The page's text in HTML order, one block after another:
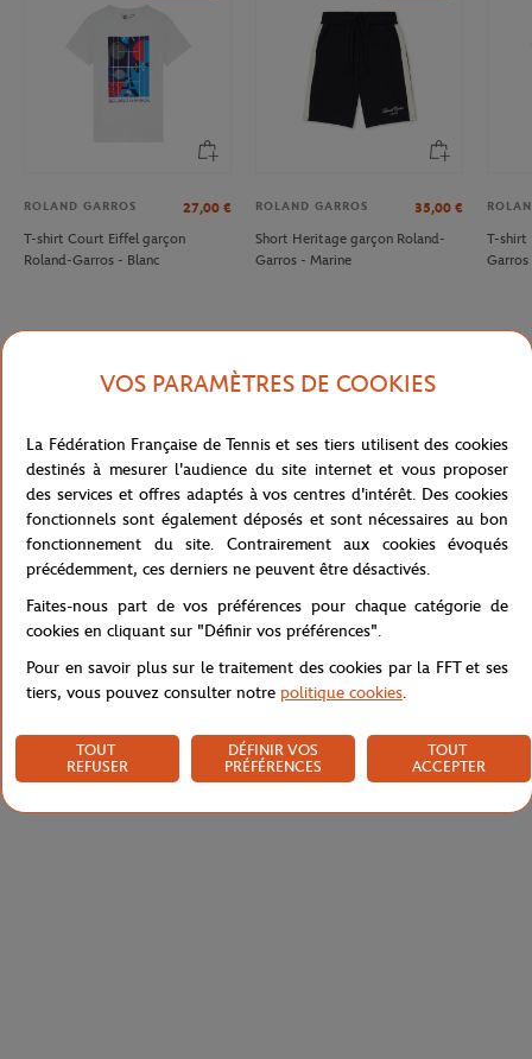
ROLAND GARROS 27,00 €
T-shirt Court Eiffel garçon
Roland-Garros - Blanc
ROLAND GARROS 35,00 €
Short Heritage garçon Roland-
Garros - Marine
T-shirt
Description détaillée
Bermuda Roland Garros en maille de coton garçon - bleu marine
Référence :RSHB0220-MAR
Caractéristiques
Livraison et retours
VOS PARAMÈTRES DE COOKIES
La Fédération Française de Tennis et ses tiers utilisent des cookies
destinés à mesurer l'audience du site internet et vous proposer
des services et offres adaptés à vos centres d'intérêt. Des cookies
fonctionnels sont également déposés et sont nécessaires au bon
fonctionnement du site. Contrairement aux cookies évoqués
précédemment, ces derniers ne peuvent être désactivés.
Faites-nous part de vos préférences pour chaque catégorie de
cookies en cliquant sur "Définir vos préférences".
Pour en savoir plus sur le traitement des cookies par la FFT et ses
tiers, vous pouvez consulter notre politique cookies.
TOUT
REFUSER
DÉFINIR VOS
PRÉFÉRENCES
TOUT
ACCEPTER